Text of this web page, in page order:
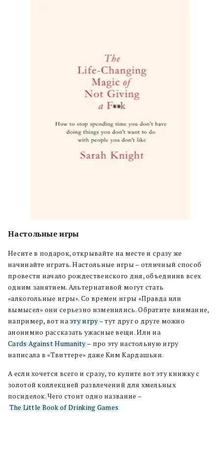
Настольные игры
Несите в подарок, открывайте на месте и сразу же
начинайте играть.Настольные игры – отличный способ
провести начало рождественского дня, объединив всех
одним занятием. Альтернативой могут стать
«алкогольные игры». Со времен игры «Правда или
вымысел» они серьезно изменились. Обратите внимание,
например, вот наэту игру– тут друг о друге можно
анонимно рассказать ужасные вещи. Или на
Cards Against Humanity– про эту настольную игру
написала в «Твиттере» даже Ким Кардашьян.
А если хочется всего и сразу, то купите вот эту книжку с
золотой коллекцией развлечений для хмельных
посиделок. Чего стоит одно название –
The Little Book of Drinking Games.